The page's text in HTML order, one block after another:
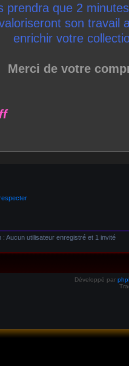
prendra que 2
son travail
enrichir votre
Merci de votre
Aucun utilisateur enregistré et 1 invité
Développé par